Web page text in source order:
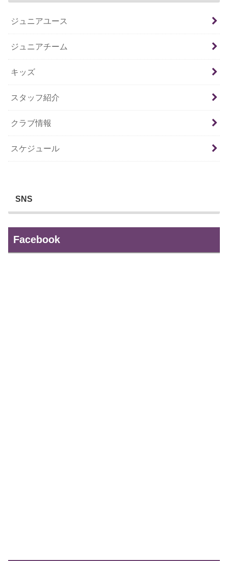
ジュニアユース
ジュニアチーム
キッズ
スタッフ紹介
クラブ情報
スケジュール
SNS
Facebook